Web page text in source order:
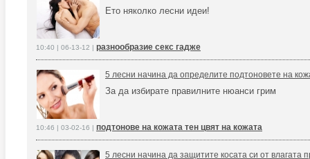
Ето няколко лесни идеи!
10:40 | 06-13-12 | разнообразие секс гадже
5 лесни начина да определите подтоновете на
За да избирате правилните нюанси грим
10:46 | 03-02-16 | подтонове на кожата тен цвят на кожата
5 лесни начина да защитите косата си от влагата